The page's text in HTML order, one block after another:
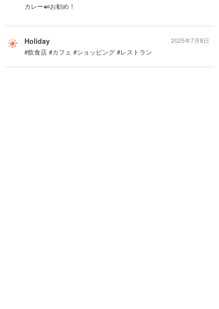
カレー🍛お勧め！
Holiday
#飲食店 #カフェ #ショッピング #レストラン
2025年7月8日